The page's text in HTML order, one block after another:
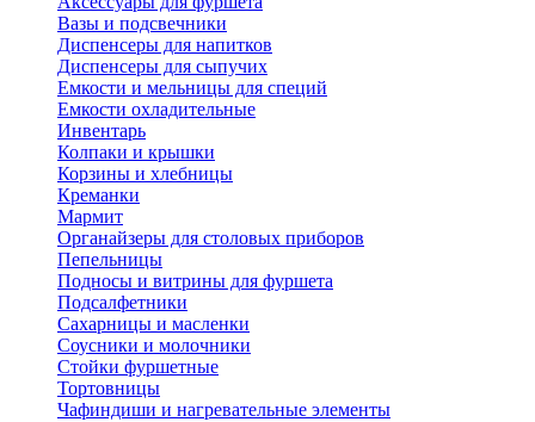
Вазы и подсвечники
Диспенсеры для напитков
Диспенсеры для сыпучих
Емкости и мельницы для специй
Емкости охладительные
Инвентарь
Колпаки и крышки
Корзины и хлебницы
Креманки
Мармит
Органайзеры для столовых приборов
Пепельницы
Подносы и витрины для фуршета
Подсалфетники
Сахарницы и масленки
Соусники и молочники
Стойки фуршетные
Тортовницы
Чафиндиши и нагревательные элементы